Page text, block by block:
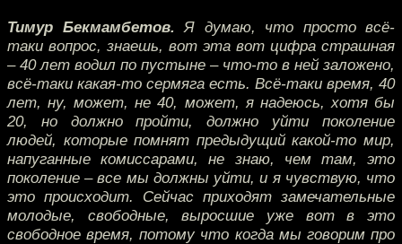
Тимур Бекмамбетов. Я думаю, что просто всё-
таки вопрос, знаешь, вот эта вот цифра страшная
– 40 лет водил по пустыне – что-то в ней заложено,
всё-таки какая-то сермяга есть. Всё-таки время, 40
лет, ну, может, не 40, может, я надеюсь, хотя бы
20, но должно пройти, должно уйти поколение
людей, которые помнят предыдущий какой-то мир,
напуганные комиссарами, не знаю, чем там, это
поколение – все мы должны уйти, и я чувствую, что
это происходит. Сейчас приходят замечательные
молодые, свободные, выросшие уже вот в это
свободное время, потому что когда мы говорим про